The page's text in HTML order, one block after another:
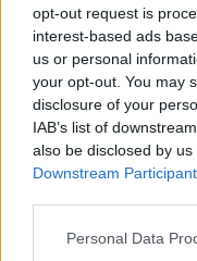
opt-out request is
interest-based ads
us or personal
your opt-out. You may
disclosure of your
IAB’s list of
also be disclosed by
Downstream
Please note that this
Personal Data
AUTORE
Ilaria
Ilaria
Dall'Ara
sul campo